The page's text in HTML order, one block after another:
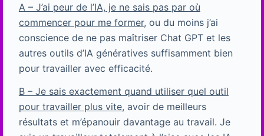
A – J’ai peur de l’IA, je ne sais pas par où
commencer pour me former, ou du moins j’ai
conscience de ne pas maîtriser Chat GPT et les
autres outils d’IA génératives suffisamment bien
pour travailler avec efficacité.
B – Je sais exactement quand utiliser quel outil
pour travailler plus vite, avoir de meilleurs
résultats et m’épanouir davantage au travail. Je